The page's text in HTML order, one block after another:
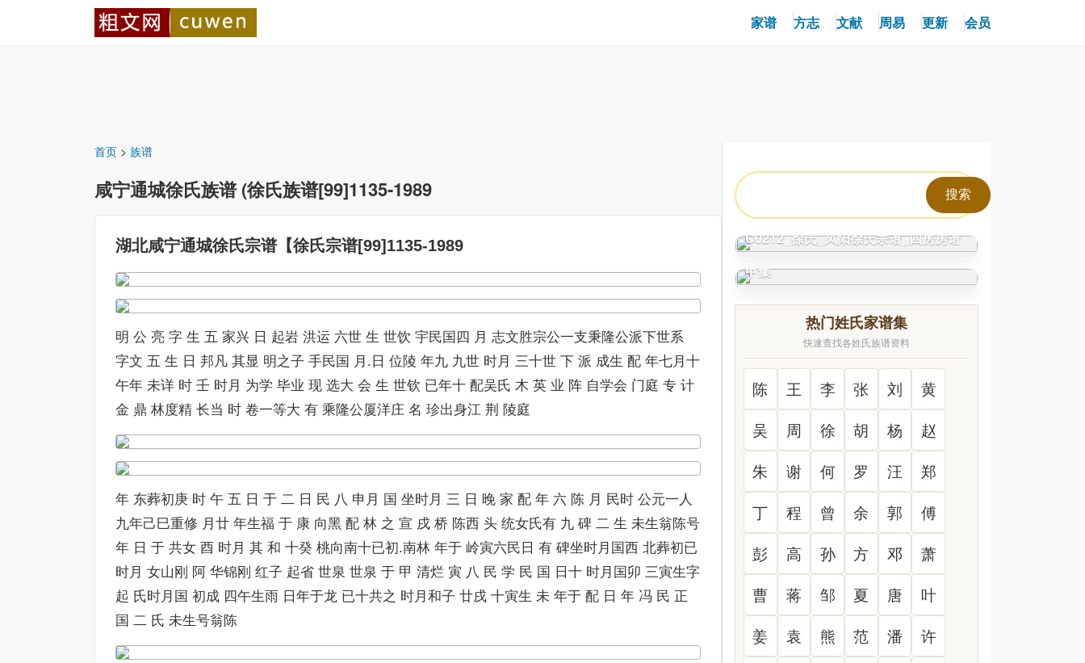
家谱 方志 文献 周易 更新 会员
首页 > 族谱
咸宁通城徐氏族谱 (徐氏族谱[99]1135-1989
湖北咸宁通城徐氏宗谱【徐氏宗谱[99]1135-1989
明 公 亮 字 生 五 家兴 日 起岩 洪运 六世 生 世饮 宇民国四 月 志文胜宗公一支秉隆公派下世系
字文 五 生 日 邦凡 其显 明之子 手民国 月.日 位陵 年九 九世 时月 三十世 下 派 成生 配 年七月十
午年 未详 时 壬 时月 为学 毕业 现 选大 会 生 世钦 已年十 配吴氏 木 英 业 阵 自学会 门庭 专 计
金 鼎 林度精 长当 时 卷一等大 有 乘隆公厦洋庄 名 珍出身江 荆 陵庭
年 东葬初庚 时 午 五 日 于 二 日 民 八 申月 国 坐时月 三 日 晚 家 配 年 六 陈 月 民时 公元一人
九年己巳重修 月廿 年生福 于 康 向黑 配 林 之 宣 戌 桥 陈西 头 统女氏有 九 碑 二 生 未生翁陈号
年 日 于 共女 酉 时月 其 和 十癸 桃向南十已初.南林 年于 岭寅六民日 有 碑坐时月国西 北葬初已
时月 女山刚 阿 华锦刚 红子 起省 世泉 世泉 于 甲 清烂 寅 八 民 学 民 国 日十 时月国卯 三寅生字
起 氏时月国 初成 四午生雨 日年于龙 已十共之 时月和子 廿戌 十寅生 未 年于 配 日 年 冯 民 正
国 二 氏 未生号翁陈
C0212_徐氏_凤阳徐氏宗谱_四房房谱
C0325_姓氏研究_新编古今姓氏遥华韵
甲集
热门姓氏家谱集
快速查找各姓氏族谱资料
陈 王 李 张 刘
黄
吴
周 徐 胡 杨
赵
朱
谢 何 罗 汪
郑
丁
程 曾 余 郭
傅
彭
高 孙 方 邓
萧
曹
蒋 邹 夏 唐
叶
姜
袁 熊 范 潘
许